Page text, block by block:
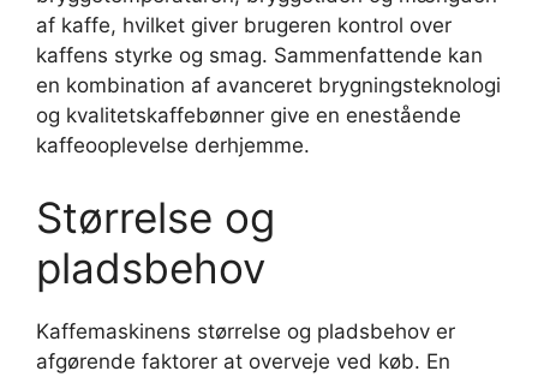
af kaffe, hvilket giver brugeren kontrol over
kaffens styrke og smag. Sammenfattende kan
en kombination af avanceret brygningsteknologi
og kvalitetskaffebønner give en enestående
kaffeooplevelse derhjemme.
Størrelse og
pladsbehov
Kaffemaskinens størrelse og pladsbehov er
afgørende faktorer at overveje ved køb. En